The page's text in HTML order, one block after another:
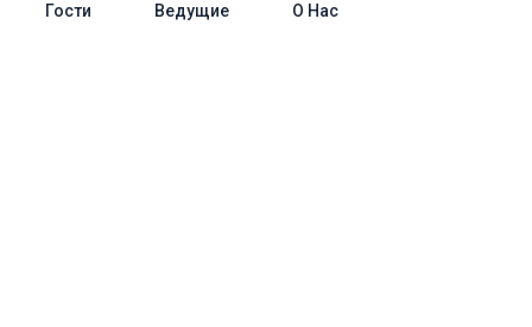
Гости Ведущие О Нас